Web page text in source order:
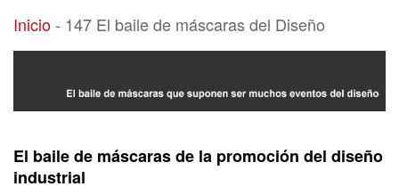
147 El baile de máscaras del Diseño
Inicio- 147 El baile de máscaras del Diseño
El baile de máscaras de la promoción del diseño
industrial